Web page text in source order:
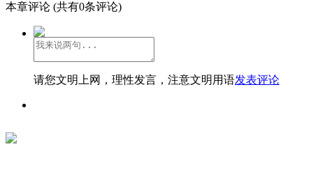
本章评论 (共有0条评论)
请您文明上网，理性发言，注意文明用语发表评论